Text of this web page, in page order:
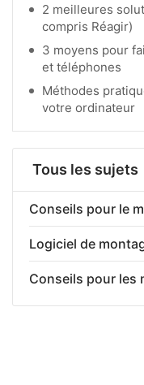
2 meilleures
compris Réagir)
3 moyens pour
et téléphones
Méthodes
votre ordinateur
Tous les sujets
Conseils pour le
Logiciel de
Conseils pour les